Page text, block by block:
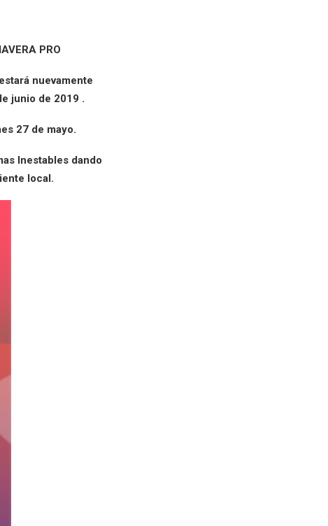
PRO
nuevamente
junio de 2019 .
27 de mayo.
Inestables dando
local.